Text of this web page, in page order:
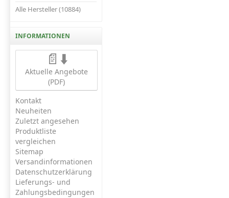
Alle Hersteller (10884)
INFORMATIONEN
📄⬇️
Aktuelle Angebote
(PDF)
Kontakt
Neuheiten
Zuletzt angesehen
Produktliste
vergleichen
Sitemap
Versandinformationen
Datenschutzerklärung
Lieferungs- und
Zahlungsbedingungen